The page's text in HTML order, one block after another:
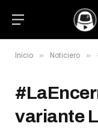
Inicio » Noticiero »
variante